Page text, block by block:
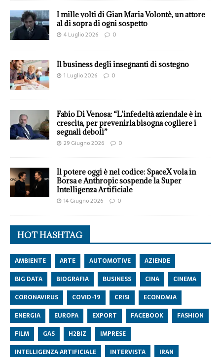
I mille volti di Gian Maria Volontè, un attore
al di sopra di ogni sospetto
4 Luglio 2026 0
Il business degli insegnanti di sostegno
1 Luglio 2026 0
Fabio Di Venosa: “L’infedeltà aziendale è in
crescita, per prevenirla bisogna cogliere i
segnali deboli”
29 Giugno 2026 0
Il potere oggi è nel codice: SpaceX vola in
Borsa e Anthropic sospende la Super
Intelligenza Artificiale
14 Giugno 2026 0
HOT HASHTAG
AMBIENTE ARTE AUTOMOTIVE
AZIENDE
BIG DATA
BIOGRAFIA BUSINESS CINA
CINEMA
CORONAVIRUS
COVID-19 CRISI
ECONOMIA
ENERGIA
EUROPA EXPORT FACEBOOK
FASHION
FILM
GAS H2BIZ
IMPRESE
INTELLIGENZA ARTIFICIALE
INTERVISTA IRAN